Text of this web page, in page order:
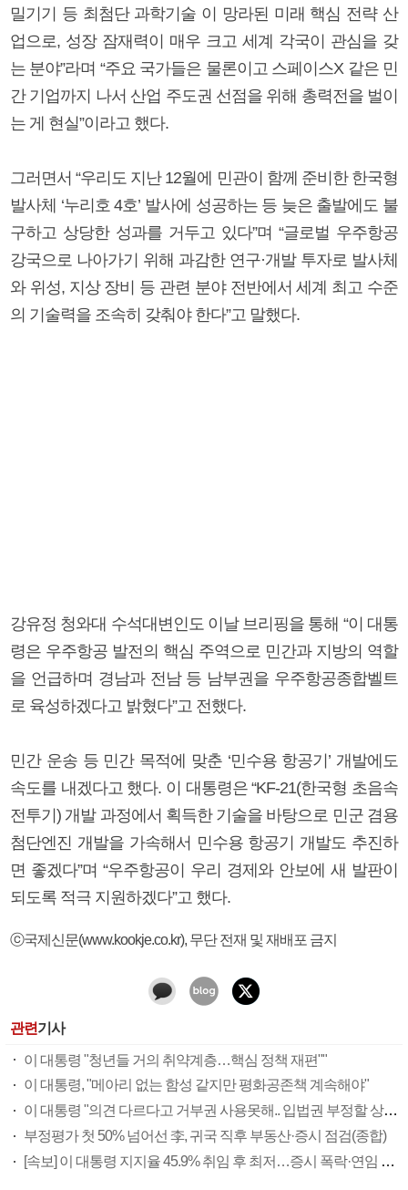
밀기기 등 최첨단 과학기술 이 망라된 미래 핵심 전략 산
업으로, 성장 잠재력이 매우 크고 세계 각국이 관심을 갖
는 분야”라며 “주요 국가들은 물론이고 스페이스X 같은 민
간 기업까지 나서 산업 주도권 선점을 위해 총력전을 벌이
는 게 현실”이라고 했다.
그러면서 “우리도 지난 12월에 민관이 함께 준비한 한국형
발사체 ‘누리호 4호’ 발사에 성공하는 등 늦은 출발에도 불
구하고 상당한 성과를 거두고 있다”며 “글로벌 우주항공
강국으로 나아가기 위해 과감한 연구·개발 투자로 발사체
와 위성, 지상 장비 등 관련 분야 전반에서 세계 최고 수준
의 기술력을 조속히 갖춰야 한다”고 말했다.
강유정 청와대 수석대변인도 이날 브리핑을 통해 “이 대통
령은 우주항공 발전의 핵심 주역으로 민간과 지방의 역할
을 언급하며 경남과 전남 등 남부권을 우주항공종합벨트
로 육성하겠다고 밝혔다”고 전했다.
민간 운송 등 민간 목적에 맞춘 ‘민수용 항공기’ 개발에도
속도를 내겠다고 했다. 이 대통령은 “KF-21(한국형 초음속
전투기) 개발 과정에서 획득한 기술을 바탕으로 민군 겸용
첨단엔진 개발을 가속해서 민수용 항공기 개발도 추진하
면 좋겠다”며 “우주항공이 우리 경제와 안보에 새 발판이
되도록 적극 지원하겠다”고 했다.
ⓒ국제신문(www.kookje.co.kr), 무단 전재 및 재배포 금지
관련기사
이 대통령 "청년들 거의 취약계층…핵심 정책 재편""
이 대통령, "메아리 없는 함성 같지만 평화공존책 계속해야"
이 대통령 "의견 다르다고 거부권 사용못해.. 입법권 부정할 상황이라 보기 어려워"
부정평가 첫 50% 넘어선 李, 귀국 직후 부동산·증시 점검(종합)
[속보] 이 대통령 지지율 45.9% 취임 후 최저…증시 폭락·연임 개헌 논란 영향